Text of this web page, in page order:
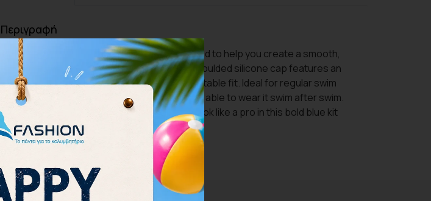
Περιγραφή
A better fit for a better performance.Designed to help you create a smooth,
hydrodynamic outline in the water, this plain moulded silicone cap features an
ergonomic 3D design for an incredibly comfortable fit. Ideal for regular swim
sessions, the durable silicone means you’ll be able to wear it swim after swim.
Protect your hair from chlorine damage and look like a pro in this bold blue kit
bag essential.